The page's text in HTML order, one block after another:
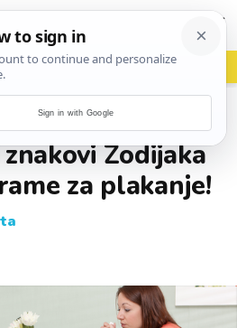
vrh! woot?!
Zodijaka
za plakanje!
Sign in with Google